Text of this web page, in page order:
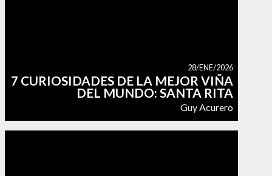
7 CURIOSIDADES DE LA MEJOR VIÑA
DEL MUNDO: SANTA RITA
Guy Acurero
28/ENE/2026